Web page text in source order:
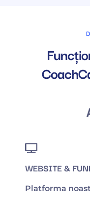
WEBSITE &
Platforma